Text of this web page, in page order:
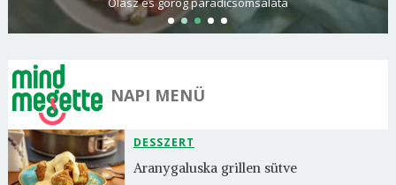
NAPI MENÜ
DESSZERT
Aranygaluska grillen sütve